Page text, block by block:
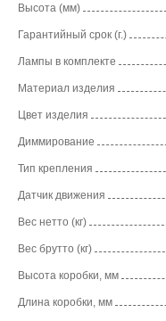
Высота (мм)
Гарантийный срок (г.)
Лампы в комплекте
Материал изделия
Цвет изделия
Диммирование
Тип крепления
Датчик движения
Вес нетто (кг)
Вес брутто (кг)
Высота коробки, мм
Длина коробки, мм